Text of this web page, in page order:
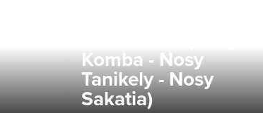
Komba - Nosy
Tanikely - Nosy
Sakatia)